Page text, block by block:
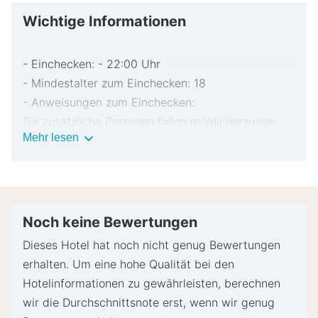
Wichtige Informationen
- Einchecken: - 22:00 Uhr
- Mindestalter zum Einchecken: 18
- Anweisungen zum Einchecken:
Für zusätzliche Personen fallen möglicherweise
Gebühren an, die abhängig von den Bestimmungen
bar für unvorhergesehene Aufwendungen verlangt.
versucht, Sonderwünschen entgegenzukommen,
Eventuell fallen zusätzliche Gebühren an.
Diese Unterkunft akzeptiert Kreditkarten und
Mehr lesen Wichtige
Noch keine Bewertungen
Dieses Hotel hat noch nicht genug Bewertungen
erhalten. Um eine hohe Qualität bei den
Hotelinformationen zu gewährleisten, berechnen
wir die Durchschnittsnote erst, wenn wir genug